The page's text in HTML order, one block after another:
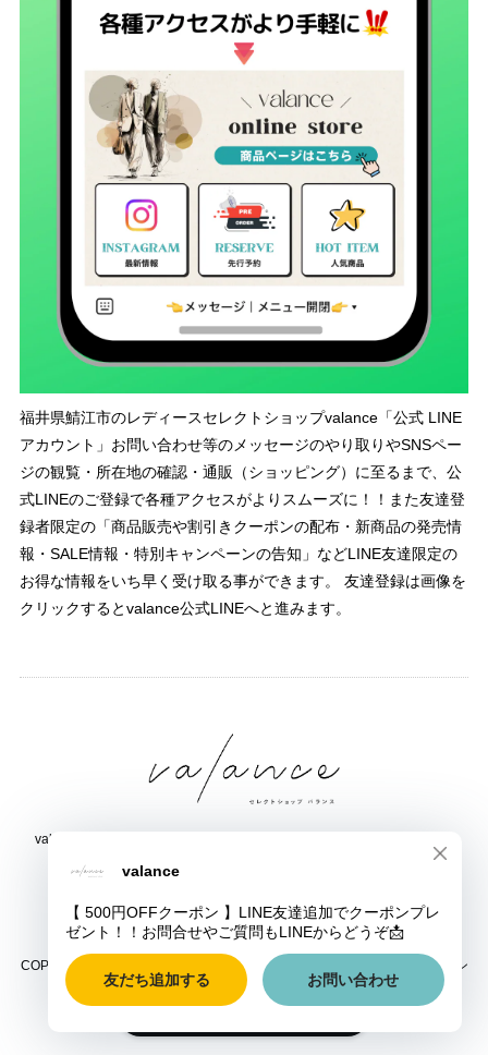
福井県鯖江市のレディースセレクトショップvalance「公式 LINE
アカウント」お問い合わせ等のメッセージのやり取りやSNSペー
ジの観覧・所在地の確認・通販（ショッピング）に至るまで、公
式LINEのご登録で各種アクセスがよりスムーズに！！また友達登
録者限定の「商品販売や割引きクーポンの配布・新商品の発売情
報・SALE情報・特別キャンペーンの告知」などLINE友達限定の
お得な情報をいち早く受け取る事ができます。 友達登録は画像を
クリックするとvalance公式LINEへと進みます。
valance 福井｜レディース セレクトショップ｜ファッション通販サイト
COPYRIGHT © valance 福井｜レディース セレクトショップ｜ファッション
通販サイト ALL RIGHTS RESERVED.